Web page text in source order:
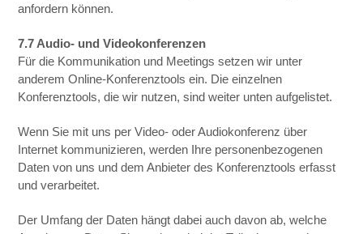
anfordern können.
7.7 Audio- und Videokonferenzen
Für die Kommunikation und Meetings setzen wir unter
anderem Online-Konferenztools ein. Die einzelnen
Konferenztools, die wir nutzen, sind weiter unten aufgelistet.
Wenn Sie mit uns per Video- oder Audiokonferenz über
Internet kommunizieren, werden Ihre personenbezogenen
Daten von uns und dem Anbieter des Konferenztools erfasst
und verarbeitet.
Der Umfang der Daten hängt dabei auch davon ab, welche